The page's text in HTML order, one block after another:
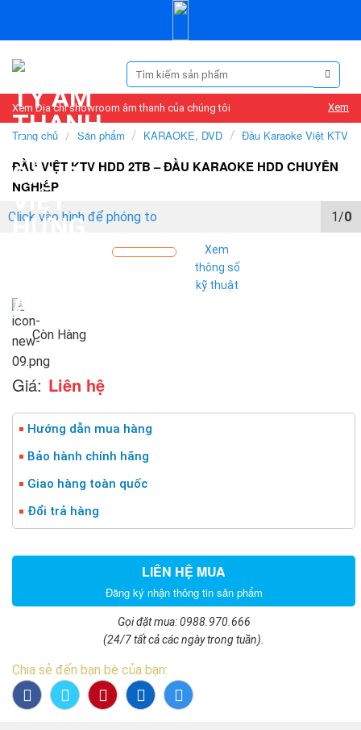
Tìm
kiếm:
Xem Địa chỉ showroom âm thanh của chúng tôi Xem
Trang chủ / Sản phẩm / KARAOKE, DVD / Đầu Karaoke Việt KTV
ĐẦU VIỆT KTV HDD 2TB – ĐẦU KARAOKE HDD CHUYÊN
NGHIỆP
Click vào hình để phóng to 1/0
Xem
thông số
kỹ thuật
Còn Hàng
Giá: Liên hệ
Hướng dẫn mua hàng
Bảo hành chính hãng
Giao hàng toàn quốc
Đổi trả hàng
LIÊN HỆ MUA
Đăng ký nhận thông tin sản phẩm
Gọi đặt mua: 0988.970.666
(24/7 tất cả các ngày trong tuần).
Chia sẻ đến bạn bè của bạn: